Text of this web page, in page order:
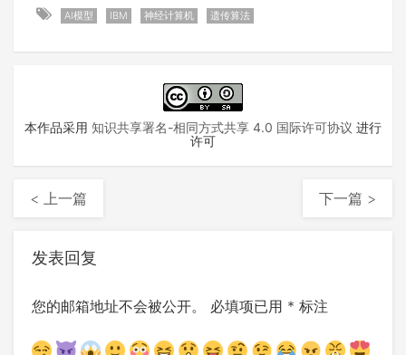
AI模型 IBM 神经计算机 遗传算法
本作品采用 知识共享署名-相同方式共享 4.0 国际许可协议 进行
许可
< 上一篇 下一篇 >
发表回复
您的邮箱地址不会被公开。 必填项已用 * 标注